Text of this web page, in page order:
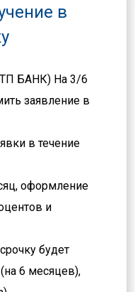
в
БАНК) На 3/6
заявление в
в течение
оформление
и
будет
6 месяцев),